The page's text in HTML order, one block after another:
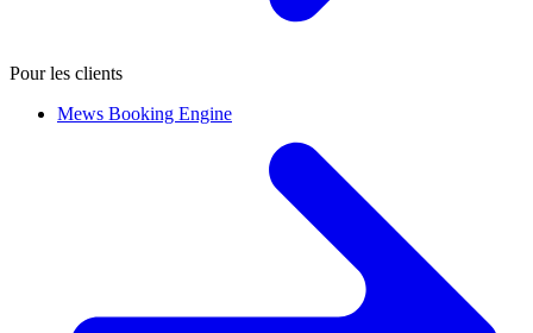
Pour les clients
Mews Booking Engine